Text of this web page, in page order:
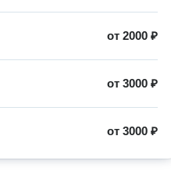
от2000 ₽
от3000 ₽
от3000 ₽